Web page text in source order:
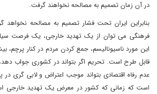
در آن زمان تصمیم به مصالحه نخواهند گرفت.
بنابراین ایران تحت فشار تصمیم به مصالحه نخواهد
فرهنگی می توان از یک تهدید خارجی، یک فرصت
این مورد ناسیونالیسم، جمع کردن مردم در کنار پرچم،
قابل طرح است. تحریم اگر بتواند در کشوری جواب
عدم رفاه اقتصادی بتواند موجب اعتراض و لابی گری در
است که زمانی که کشور در معرض یک تهدید خارجی